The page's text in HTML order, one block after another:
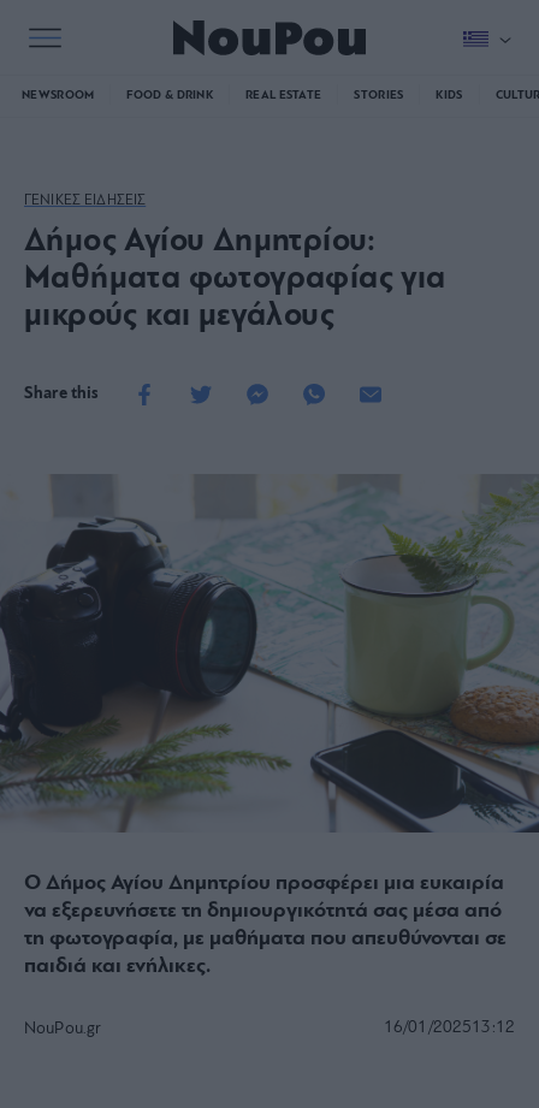
NEWSROOM FOOD & DRINK REAL ESTATE STORIES KIDS
ΓΕΝΙΚΕΣ ΕΙΔΗΣΕΙΣ
Δήμος Αγίου Δημητρίου:
Μαθήματα φωτογραφίας για
μικρούς και μεγάλους
Share this
Ο Δήμος Αγίου Δημητρίου προσφέρει μια ευκαιρία
να εξερευνήσετε τη δημιουργικότητά σας μέσα από
τη φωτογραφία, με μαθήματα που απευθύνονται σε
παιδιά και ενήλικες.
NouPou.gr 16/01/202513:12